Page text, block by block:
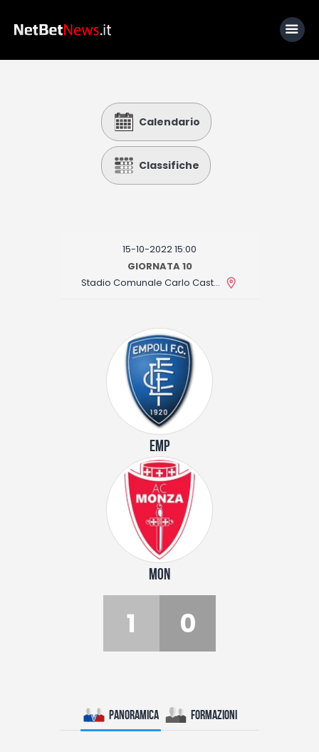
Calcio
Basket
Fantacalcio
I consigli di Giulia
Calendario
Classifiche
15-10-2022 15:00
GIORNATA 10
Stadio Comunale Carlo Castellani
EMP
MON
1 0
Panoramica Formazioni